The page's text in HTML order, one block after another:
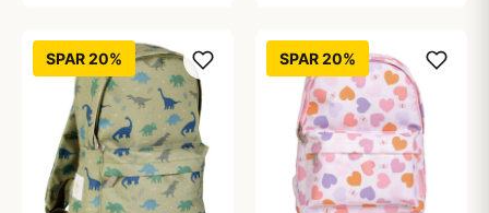
SPAR 20% SPAR 20%